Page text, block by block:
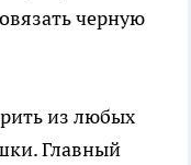
черную
из любых
Главный